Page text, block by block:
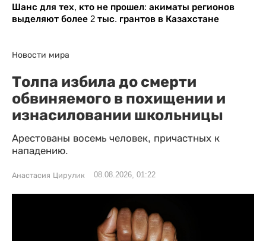
Шанс для тех, кто не прошел: акиматы регионов
выделяют более 2 тыс. грантов в Казахстане
Новости мира
Толпа избила до смерти
обвиняемого в похищении и
изнасиловании школьницы
Арестованы восемь человек, причастных к
нападению.
Анастасия Цирулик 08.08.2026, 01:22